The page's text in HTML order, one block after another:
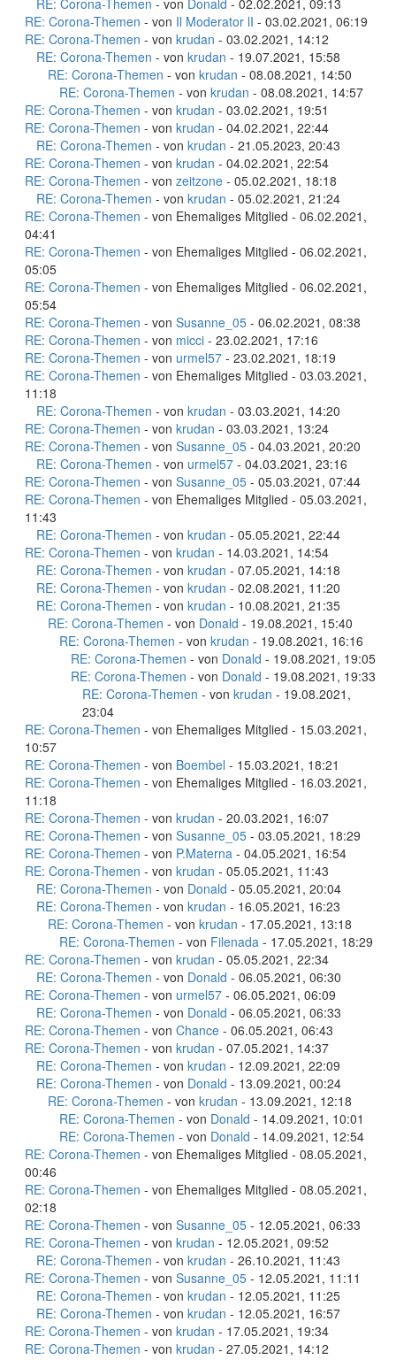
RE: Corona-Themen - von Donald - 02.02.2021, 09:13
RE: Corona-Themen - von Il Moderator lI - 03.02.2021, 06:19
RE: Corona-Themen - von krudan - 03.02.2021, 14:12
RE: Corona-Themen - von krudan - 19.07.2021, 15:58
RE: Corona-Themen - von krudan - 08.08.2021, 14:50
RE: Corona-Themen - von krudan - 08.08.2021, 14:57
RE: Corona-Themen - von krudan - 03.02.2021, 19:51
RE: Corona-Themen - von krudan - 04.02.2021, 22:44
RE: Corona-Themen - von krudan - 21.05.2023, 20:43
RE: Corona-Themen - von krudan - 04.02.2021, 22:54
RE: Corona-Themen - von zeitzone - 05.02.2021, 18:18
RE: Corona-Themen - von krudan - 05.02.2021, 21:24
RE: Corona-Themen - von Ehemaliges Mitglied - 06.02.2021,
04:41
RE: Corona-Themen - von Ehemaliges Mitglied - 06.02.2021,
05:05
RE: Corona-Themen - von Ehemaliges Mitglied - 06.02.2021,
05:54
RE: Corona-Themen - von Susanne_05 - 06.02.2021, 08:38
RE: Corona-Themen - von micci - 23.02.2021, 17:16
RE: Corona-Themen - von urmel57 - 23.02.2021, 18:19
RE: Corona-Themen - von Ehemaliges Mitglied - 03.03.2021,
11:18
RE: Corona-Themen - von krudan - 03.03.2021, 14:20
RE: Corona-Themen - von krudan - 03.03.2021, 13:24
RE: Corona-Themen - von Susanne_05 - 04.03.2021, 20:20
RE: Corona-Themen - von urmel57 - 04.03.2021, 23:16
RE: Corona-Themen - von Susanne_05 - 05.03.2021, 07:44
RE: Corona-Themen - von Ehemaliges Mitglied - 05.03.2021,
11:43
RE: Corona-Themen - von krudan - 05.05.2021, 22:44
RE: Corona-Themen - von krudan - 14.03.2021, 14:54
RE: Corona-Themen - von krudan - 07.05.2021, 14:18
RE: Corona-Themen - von krudan - 02.08.2021, 11:20
RE: Corona-Themen - von krudan - 10.08.2021, 21:35
RE: Corona-Themen - von Donald - 19.08.2021, 15:40
RE: Corona-Themen - von krudan - 19.08.2021, 16:16
RE: Corona-Themen - von Donald - 19.08.2021, 19:05
RE: Corona-Themen - von Donald - 19.08.2021, 19:33
RE: Corona-Themen - von krudan - 19.08.2021,
23:04
RE: Corona-Themen - von Ehemaliges Mitglied - 15.03.2021,
10:57
RE: Corona-Themen - von Boembel - 15.03.2021, 18:21
RE: Corona-Themen - von Ehemaliges Mitglied - 16.03.2021,
11:18
RE: Corona-Themen - von krudan - 20.03.2021, 16:07
RE: Corona-Themen - von Susanne_05 - 03.05.2021, 18:29
RE: Corona-Themen - von P.Materna - 04.05.2021, 16:54
RE: Corona-Themen - von krudan - 05.05.2021, 11:43
RE: Corona-Themen - von Donald - 05.05.2021, 20:04
RE: Corona-Themen - von krudan - 16.05.2021, 16:23
RE: Corona-Themen - von krudan - 17.05.2021, 13:18
RE: Corona-Themen - von Filenada - 17.05.2021, 18:29
RE: Corona-Themen - von krudan - 05.05.2021, 22:34
RE: Corona-Themen - von Donald - 06.05.2021, 06:30
RE: Corona-Themen - von urmel57 - 06.05.2021, 06:09
RE: Corona-Themen - von Donald - 06.05.2021, 06:33
RE: Corona-Themen - von Chance - 06.05.2021, 06:43
RE: Corona-Themen - von krudan - 07.05.2021, 14:37
RE: Corona-Themen - von krudan - 12.09.2021, 22:09
RE: Corona-Themen - von Donald - 13.09.2021, 00:24
RE: Corona-Themen - von krudan - 13.09.2021, 12:18
RE: Corona-Themen - von Donald - 14.09.2021, 10:01
RE: Corona-Themen - von Donald - 14.09.2021, 12:54
RE: Corona-Themen - von Ehemaliges Mitglied - 08.05.2021,
00:46
RE: Corona-Themen - von Ehemaliges Mitglied - 08.05.2021,
02:18
RE: Corona-Themen - von Susanne_05 - 12.05.2021, 06:33
RE: Corona-Themen - von krudan - 12.05.2021, 09:52
RE: Corona-Themen - von krudan - 26.10.2021, 11:43
RE: Corona-Themen - von Susanne_05 - 12.05.2021, 11:11
RE: Corona-Themen - von krudan - 12.05.2021, 11:25
RE: Corona-Themen - von krudan - 12.05.2021, 16:57
RE: Corona-Themen - von krudan - 17.05.2021, 19:34
RE: Corona-Themen - von krudan - 27.05.2021, 14:12